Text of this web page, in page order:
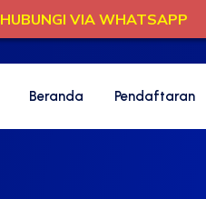
Beranda Pendaftaran
HUBUNGI VIA WHATSAPP